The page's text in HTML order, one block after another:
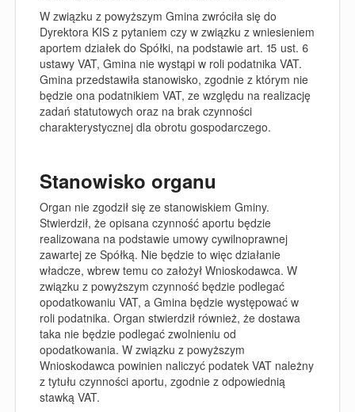
W związku z powyższym Gmina zwróciła się do
Dyrektora KIS z pytaniem czy w związku z wniesieniem
aportem działek do Spółki, na podstawie art. 15 ust. 6
ustawy VAT, Gmina nie wystąpi w roli podatnika VAT.
Gmina przedstawiła stanowisko, zgodnie z którym nie
będzie ona podatnikiem VAT, ze względu na realizację
zadań statutowych oraz na brak czynności
charakterystycznej dla obrotu gospodarczego.
Stanowisko organu
Organ nie zgodził się ze stanowiskiem Gminy.
Stwierdził, że opisana czynność aportu będzie
realizowana na podstawie umowy cywilnoprawnej
zawartej ze Spółką. Nie będzie to więc działanie
władcze, wbrew temu co założył Wnioskodawca. W
związku z powyższym czynność będzie podlegać
opodatkowaniu VAT, a Gmina będzie występować w
roli podatnika. Organ stwierdził również, że dostawa
taka nie będzie podlegać zwolnieniu od
opodatkowania. W związku z powyższym
Wnioskodawca powinien naliczyć podatek VAT należny
z tytułu czynności aportu, zgodnie z odpowiednią
stawką VAT.